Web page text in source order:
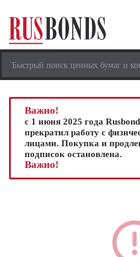
Важно!
с 1 июня 2025 года
прекратил работу с
лицами. Покупка и
подписок остановлена.
Важно!